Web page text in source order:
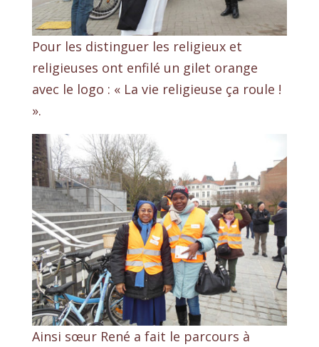
Pour les distinguer les religieux et
religieuses ont enfilé un gilet orange
avec le logo : « La vie religieuse ça roule !
».
Ainsi sœur René a fait le parcours à